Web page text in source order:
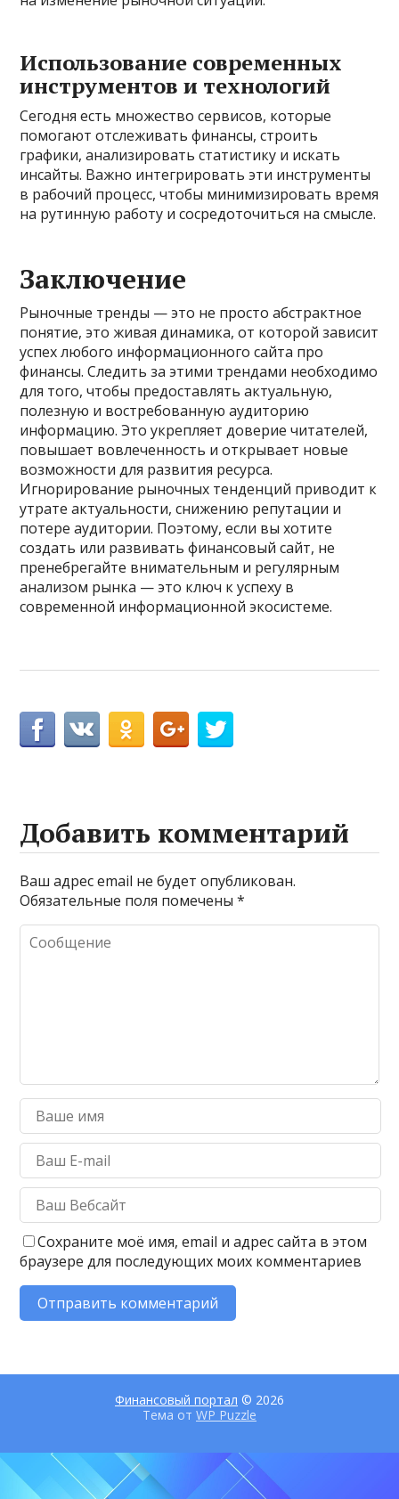
Использование современных
инструментов и технологий
Сегодня есть множество сервисов, которые
помогают отслеживать финансы, строить
графики, анализировать статистику и искать
инсайты. Важно интегрировать эти инструменты
в рабочий процесс, чтобы минимизировать время
на рутинную работу и сосредоточиться на смысле.
Заключение
Рыночные тренды — это не просто абстрактное
понятие, это живая динамика, от которой зависит
успех любого информационного сайта про
финансы. Следить за этими трендами необходимо
для того, чтобы предоставлять актуальную,
полезную и востребованную аудиторию
информацию. Это укрепляет доверие читателей,
повышает вовлеченность и открывает новые
возможности для развития ресурса.
Игнорирование рыночных тенденций приводит к
утрате актуальности, снижению репутации и
потере аудитории. Поэтому, если вы хотите
создать или развивать финансовый сайт, не
пренебрегайте внимательным и регулярным
анализом рынка — это ключ к успеху в
современной информационной экосистеме.
Добавить комментарий
Ваш адрес email не будет опубликован.
Обязательные поля помечены*
Сохраните моё имя, email и адрес сайта в этом
браузере для последующих моих комментариев
Финансовый портал © 2026
Тема от WP Puzzle